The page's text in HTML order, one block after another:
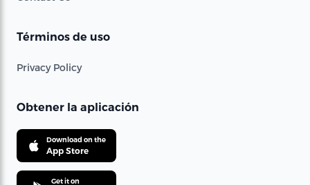
Términos de uso
Privacy Policy
Obtener la aplicación
Download on the
App Store
Get it on